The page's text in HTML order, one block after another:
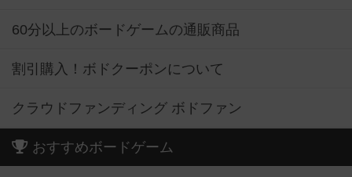
60分以上のボードゲームの通販商品
割引購入！ボドクーポンについて
クラウドファンディング ボドファン
おすすめボードゲーム